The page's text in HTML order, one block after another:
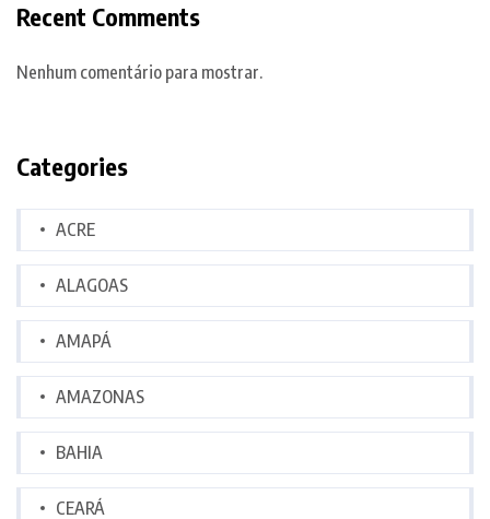
Recent Comments
Nenhum comentário para mostrar.
Categories
ACRE
ALAGOAS
AMAPÁ
AMAZONAS
BAHIA
CEARÁ